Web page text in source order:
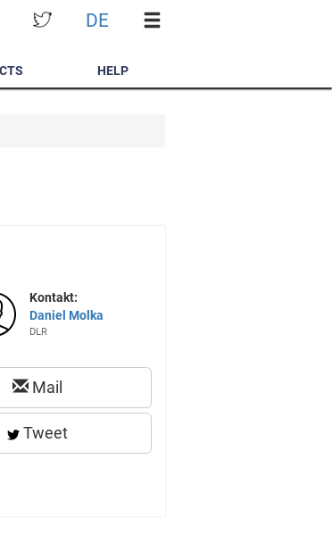
DE
HELP
Kontakt:
Daniel Molka
DLR
Mail
Tweet